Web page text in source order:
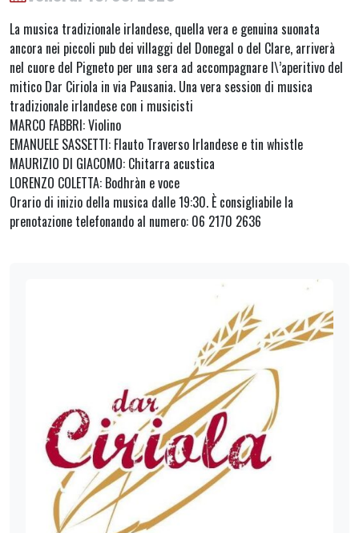
La musica tradizionale irlandese, quella vera e genuina suonata
ancora nei piccoli pub dei villaggi del Donegal o del Clare, arriverà
nel cuore del Pigneto per una sera ad accompagnare l\’aperitivo del
mitico Dar Ciriola in via Pausania. Una vera session di musica
tradizionale irlandese con i musicisti
MARCO FABBRI: Violino
EMANUELE SASSETTI: Flauto Traverso Irlandese e tin whistle
MAURIZIO DI GIACOMO: Chitarra acustica
LORENZO COLETTA: Bodhràn e voce
Orario di inizio della musica dalle 19:30. È consigliabile la
prenotazione telefonando al numero: 06 2170 2636